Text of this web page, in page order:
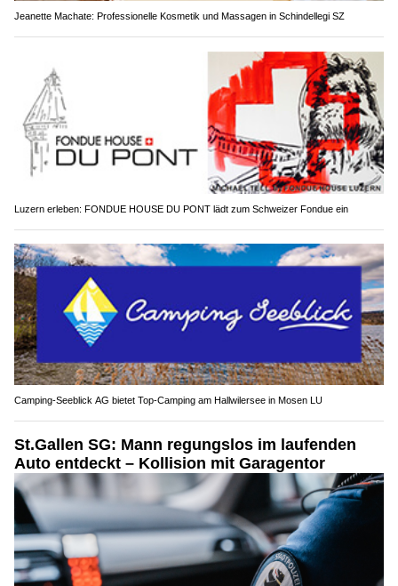
Jeanette Machate: Professionelle Kosmetik und Massagen in Schindellegi SZ
Luzern erleben: FONDUE HOUSE DU PONT lädt zum Schweizer Fondue ein
Camping-Seeblick AG bietet Top-Camping am Hallwilersee in Mosen LU
St.Gallen SG: Mann regungslos im laufenden
Auto entdeckt – Kollision mit Garagentor